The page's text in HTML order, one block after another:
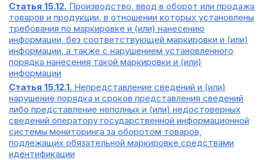
Статья 15.12. Производство, ввод в оборот или продажа
товаров и продукции, в отношении которых установлены
требования по маркировке и (или) нанесению
информации, без соответствующей маркировки и (или)
информации, а также с нарушением установленного
порядка нанесения такой маркировки и (или)
информации
Статья 15.12.1. Непредставление сведений и (или)
нарушение порядка и сроков представления сведений
либо представление неполных и (или) недостоверных
сведений оператору государственной информационной
системы мониторинга за оборотом товаров,
подлежащих обязательной маркировке средствами
идентификации